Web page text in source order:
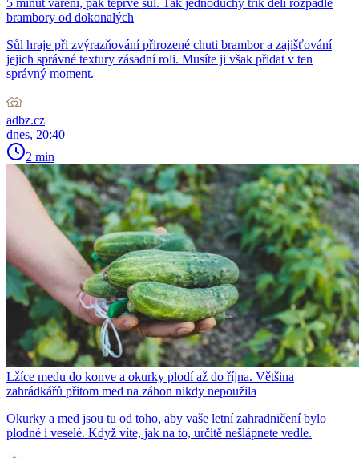
brambory od dokonalých
Sůl hraje při zvýrazňování přirozené chuti brambor a zajišťování
jejich správné textury zásadní roli. Musíte ji však přidat v ten
správný moment.
adbz.cz
dnes, 20:40
2 min
Lžíce medu do konve a okurky plodí až do října. Většina
zahrádkářů přitom med na záhon nikdy nepoužila
Okurky a med jsou tu od toho, aby vaše letní zahradničení bylo
plodné i veselé. Když víte, jak na to, určitě nešlápnete vedle.